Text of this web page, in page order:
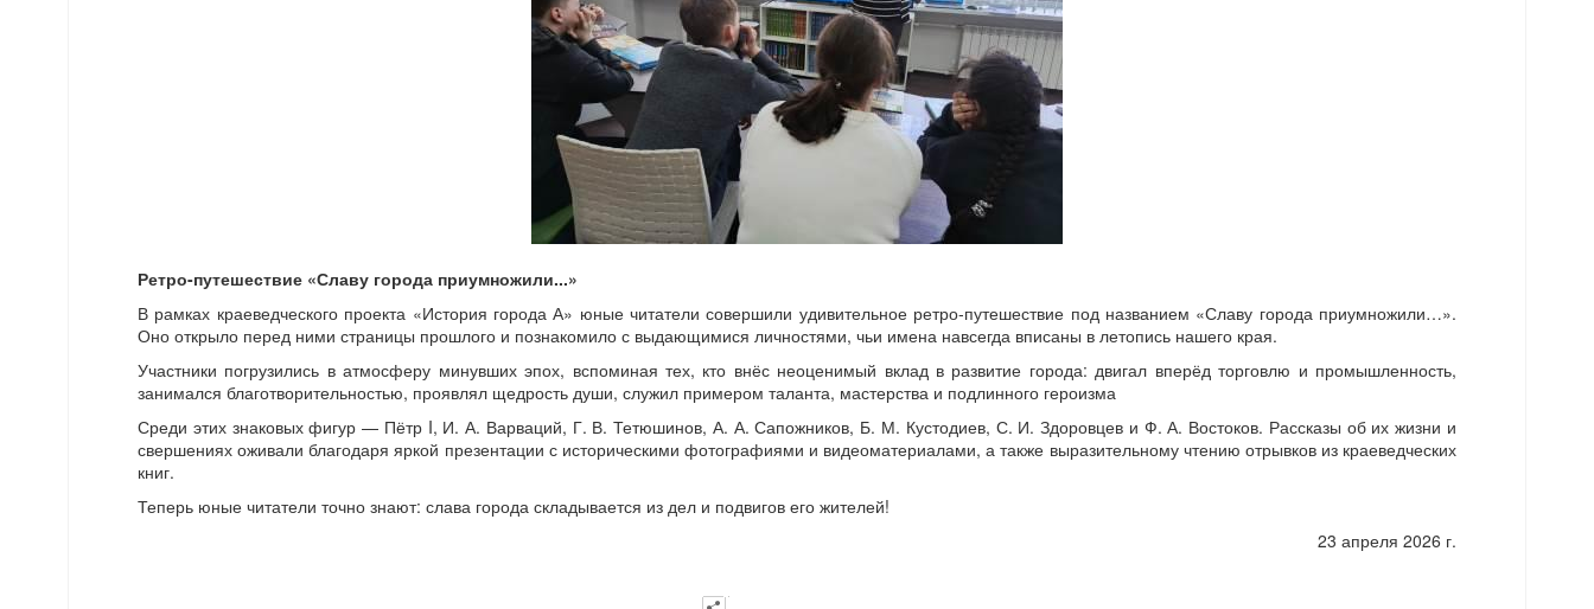
Ретро-путешествие «Славу города приумножили...»
В рамках краеведческого проекта «История города А» юные читатели совершили удивительное ретро‑путешествие под названием «Славу города приумножили…».
Оно открыло перед ними страницы прошлого и познакомило с выдающимися личностями, чьи имена навсегда вписаны в летопись нашего края.
Участники погрузились в атмосферу минувших эпох, вспоминая тех, кто внёс неоценимый вклад в развитие города: двигал вперёд торговлю и промышленность,
занимался благотворительностью, проявлял щедрость души, служил примером таланта, мастерства и подлинного героизма
Среди этих знаковых фигур — Пётр I, И. А. Варваций, Г. В. Тетюшинов, А. А. Сапожников, Б. М. Кустодиев, С. И. Здоровцев и Ф. А. Востоков. Рассказы об их жизни и
свершениях оживали благодаря яркой презентации с историческими фотографиями и видеоматериалами, а также выразительному чтению отрывков из краеведческих
книг.
Теперь юные читатели точно знают: слава города складывается из дел и подвигов его жителей!
23 апреля 2026 г.